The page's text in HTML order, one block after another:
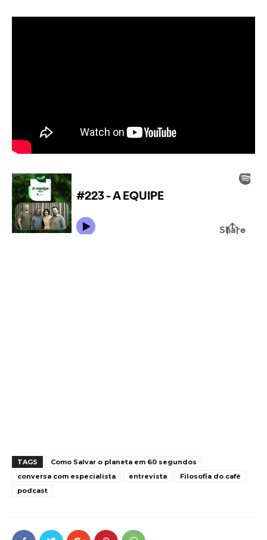
TAGS
Como Salvar o planeta em 60 segundos
conversa com especialista
entrevista
Filosofia do café
podcast